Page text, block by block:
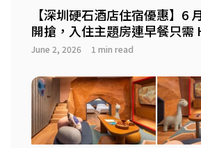
【深圳硬石酒店住宿優惠】6
開搶，入住主題房連早餐只需
June 2, 2026 1 min read